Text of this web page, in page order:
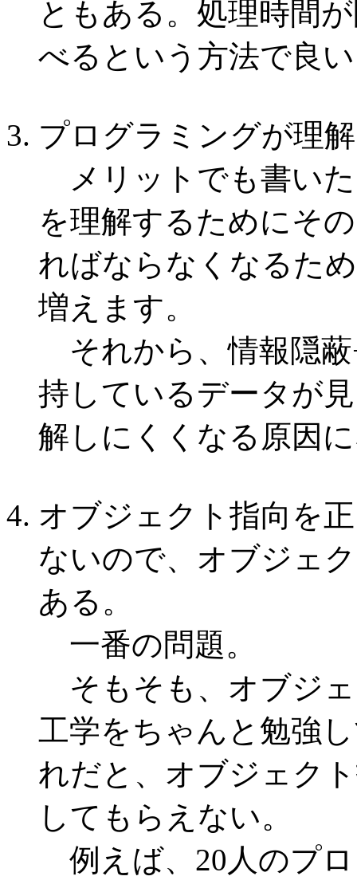
ともある。処理時間
べるという方法で良
プログラミングが理
メリットでも書い
を理解するためにそ
ればならなくなるた
増えます。
それから、情報隠
持しているデータが
解しにくくなる原因
オブジェクト指向を
ないので、オブジェ
ある。
一番の問題。
そもそも、オブジ
工学をちゃんと勉強
れだと、オブジェク
してもらえない。
例えば、20人のプ